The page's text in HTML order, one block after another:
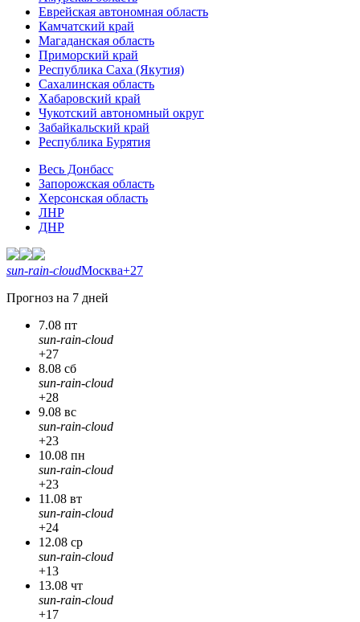
Еврейская автономная область
Камчатский край
Магаданская область
Приморский край
Республика Саха (Якутия)
Сахалинская область
Хабаровский край
Чукотский автономный округ
Забайкальский край
Республика Бурятия
Весь Донбасс
Запорожская область
Херсонская область
ЛНР
ДНР
sun-rain-cloudМосква+27
Прогноз на 7 дней
7.08 пт
sun-rain-cloud
+27
8.08 сб
sun-rain-cloud
+28
9.08 вс
sun-rain-cloud
+23
10.08 пн
sun-rain-cloud
+23
11.08 вт
sun-rain-cloud
+24
12.08 ср
sun-rain-cloud
+13
13.08 чт
sun-rain-cloud
+17